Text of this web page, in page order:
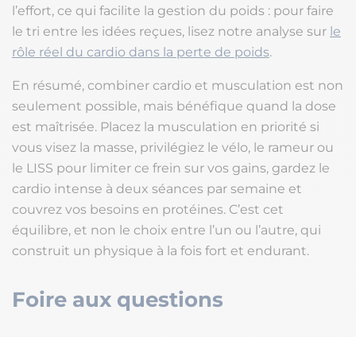
l’effort, ce qui facilite la gestion du poids : pour faire
le tri entre les idées reçues, lisez notre analyse sur le
rôle réel du cardio dans la perte de poids.
En résumé, combiner cardio et musculation est non
seulement possible, mais bénéfique quand la dose
est maîtrisée. Placez la musculation en priorité si
vous visez la masse, privilégiez le vélo, le rameur ou
le LISS pour limiter ce frein sur vos gains, gardez le
cardio intense à deux séances par semaine et
couvrez vos besoins en protéines. C’est cet
équilibre, et non le choix entre l’un ou l’autre, qui
construit un physique à la fois fort et endurant.
Foire aux questions